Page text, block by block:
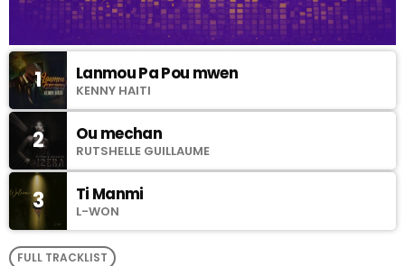
1 Lanmou Pa Pou mwen
KENNY HAITI
2 Ou mechan
RUTSHELLE GUILLAUME
3 Ti Manmi
L-WON
FULL TRACKLIST